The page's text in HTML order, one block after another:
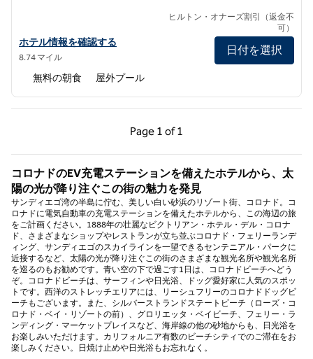
ハンプトン・イン＆スイーツ・インペリアルビーチ・サンディエ
ホテル情報を確認する
8.74 マイル
ヒルトン・オナーズ割引（返金不
可）
日付を選択
無料の朝食 屋外プール
Page 1 of 1
前のページ（1/1）
Page 1 of 1
コロナドのEV充電ステーションを備えたホテルから、太
陽の光が降り注ぐこの街の魅力を発見
サンディエゴ湾の半島に佇む、美しい白い砂浜のリゾート街、コロナド。コ
ロナドに電気自動車の充電ステーションを備えたホテルから、この海辺の旅
をご計画ください。1888年の壮麗なビクトリアン・ホテル・デル・コロナ
ド、さまざまなショップやレストランが立ち並ぶコロナド・フェリーランデ
ィング、サンディエゴのスカイラインを一望できるセンテニアル・パークに
近接するなど、太陽の光が降り注ぐこの街のさまざまな観光名所や観光名所
を巡るのもお勧めです。青い空の下で過ごす1日は、コロナドビーチへどう
ぞ。コロナドビーチは、サーフィンや日光浴、ドッグ愛好家に人気のスポッ
トです。西洋のストレッチエリアには、リーシュフリーのコロナドドッグビ
ーチもございます。また、シルバーストランドステートビーチ（ローズ・コ
ロナド・ベイ・リゾートの前）、グロリエッタ・ベイビーチ、フェリー・ラ
ンディング・マーケットプレイスなど、海岸線の他の砂地からも、日光浴を
お楽しみいただけます。カリフォルニア有数のビーチシティでのご滞在をお
楽しみください。日焼け止めや日光浴もお忘れなく。